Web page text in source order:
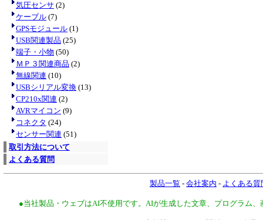
気圧センサ (2)
ケーブル (7)
GPSモジュール (1)
USB関連製品 (25)
端子・小物 (50)
ＭＰ３関連商品 (2)
無線関連 (10)
USBシリアル変換 (13)
CP210x関連 (2)
AVRマイコン (9)
コネクタ (24)
センサー関連 (51)
取引方法について
よくある質問
製品一覧 - 会社案内 - よくある質
●当社製品・ウェブはAI不使用です。AIが生成した文章、プログラム